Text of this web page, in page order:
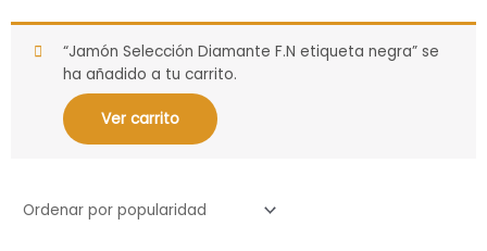
Ver carrito
“Jamón Selección Diamante F.N etiqueta negra” se
ha añadido a tu carrito.